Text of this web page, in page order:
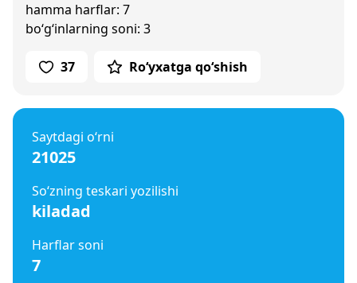
hamma harflar: 7
bo‘g‘inlarning soni: 3
37 Ro‘yxatga qo‘shish
Saytdagi o‘rni
21025
So‘zning teskari yozilishi
kiladad
Harflar soni
7